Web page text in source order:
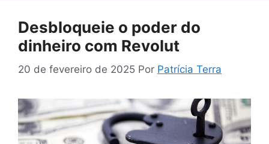
Desbloqueie o poder do
dinheiro com Revolut
20 de fevereiro de 2025 Por Patrícia Terra